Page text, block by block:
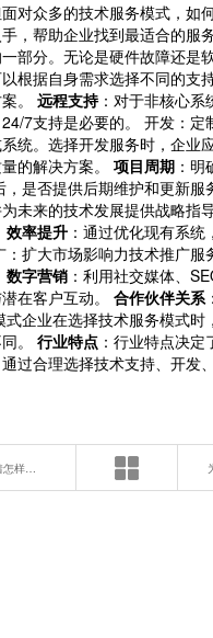
对众多的技术服务模式，如
，帮助企业找到最适合的服
部分。无论是硬件故障还是
根据自身需求选择不同的支
案。远程支持：对于非核心
7支持是必要的。 开发：
统。选择开发服务时，企业
的解决方案。项目周期 ：
，是否提供后期维护和更新
未来的技术发展提供战略指
效率提升 ：通过优化现有系统
扩大市场影响力技术推广服
数字营销 ：利用社交媒体、
在客户互动。合作伙伴关系
企业在选择技术服务模式
同。行业特点 ：行业特点决
过合理选择技术支持、开发
技术顾问在游艺用品开发中扮演着怎样的关键角色？